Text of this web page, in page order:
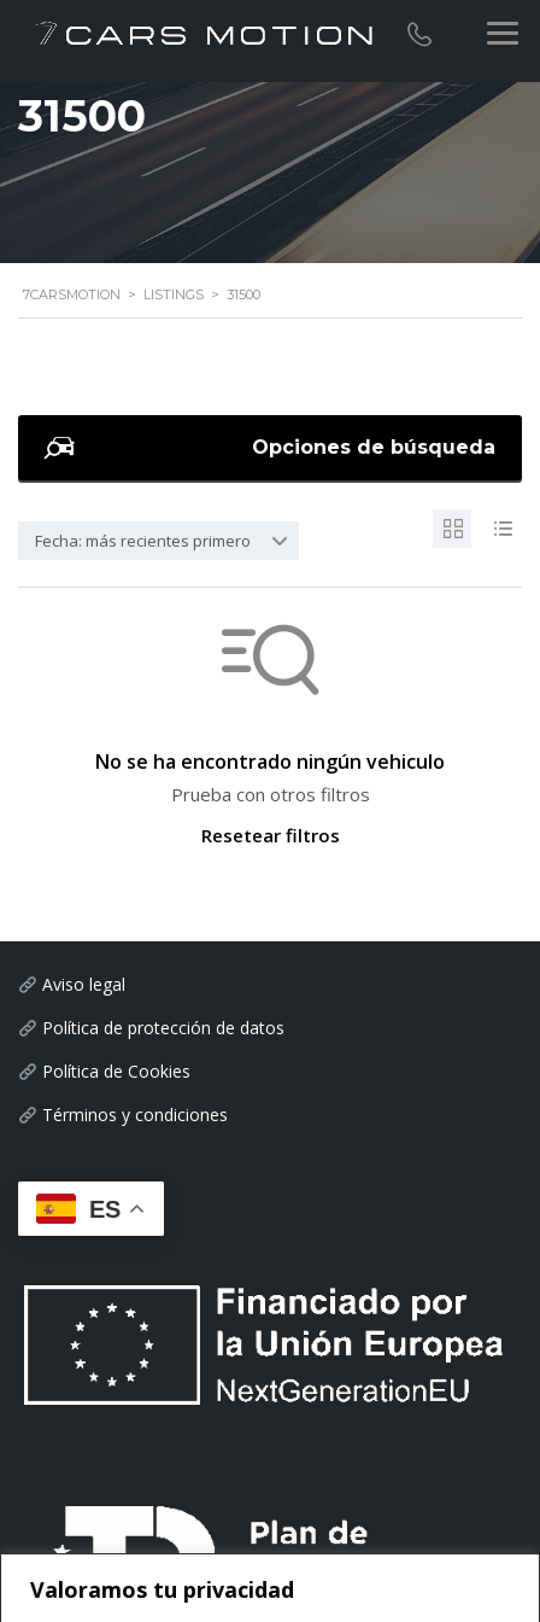
Valoramos tu privacidad
31500
7CARSMOTION > LISTINGS > 31500
Opciones de búsqueda
Fecha: más recientes primero
No se ha encontrado ningún vehiculo
Prueba con otros filtros
Resetear filtros
Aviso legal
Política de protección de datos
Política de Cookies
Términos y condiciones
ES